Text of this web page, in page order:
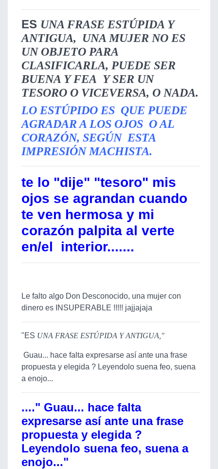
ES UNA FRASE ESTÚPIDA Y
ANTIGUA, UNA MUJER NO ES
UN OBJETO PARA
CLASIFICARLA, PUEDE SER
BUENA Y FEA Y SER UN
TESORO O VICEVERSA, O NADA.
LO ESTÚPIDO ES QUE PUEDE
AGRADAR A LOS OJOS O AL
CORAZÓN, SEGÚN ESTA
IMPRESIÓN MACHISTA.
te lo "dije" "tesoro" mis
ojos se agrandan cuando
te ven hermosa y mi
corazón palpita al verte
en/el interior.......
Le falto algo Don Desconocido, una mujer con
dinero es INSUPERABLE !!!!! jajjajaja
"ES UNA FRASE ESTÚPIDA Y ANTIGUA,"
Guau... hace falta expresarse así ante una frase
propuesta y elegida ? Leyendolo suena feo, suena
a enojo...
...." Guau... hace falta
expresarse así ante una frase
propuesta y elegida ?
Leyendolo suena feo, suena a
enojo..."